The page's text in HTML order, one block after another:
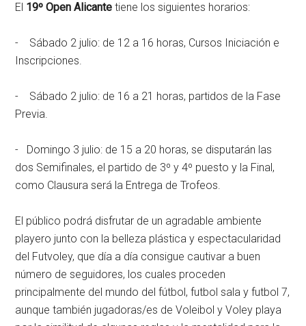
El 19º Open Alicante tiene los siguientes horarios:
- Sábado 2 julio: de 12 a 16 horas, Cursos Iniciación e
Inscripciones.
- Sábado 2 julio: de 16 a 21 horas, partidos de la Fase
Previa.
-
Domingo 3 julio: de 15 a 20 horas, se disputarán las
dos Semifinales, el partido de 3º y 4º puesto y la Final,
como Clausura será la Entrega de Trofeos.
El público podrá disfrutar de un agradable ambiente
playero junto con la belleza plástica y espectacularidad
del Futvoley, que día a día consigue cautivar a buen
número de seguidores, los cuales proceden
principalmente del mundo del fútbol, futbol sala y futbol 7,
aunque también jugadoras/es de Voleibol y Voley playa